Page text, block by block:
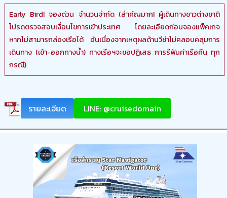
Early Bird! จองด่วน จำนวนจำกัด (สำคัญมาก! ผู้เดินทางชาวต่างชาติ
โปรดตรวจสอบเงื่อนไขการเข้าประเทศ โดยละเอียดก่อนจองแพ็คเกจ
หากไม่สามารถล่องเรือได้ อันเนื่องจากเหตุผลด้านวีซ่าไม่คลอบคลุมการ
เดินทาง (เข้า-ออกทางน้ำ) ทางเรือฯจะขอปฏิเสธ การรีฟันค่าเรือคืน ทุก
กรณี)
รายละเอียด LINE: @cruisedomain